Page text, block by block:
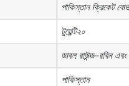
পাকিস্তান ক্রিকেট বোর্ড
টুয়েন্টি২০
ডাবল রাউন্ড–রবিন এবং
পাকিস্তান